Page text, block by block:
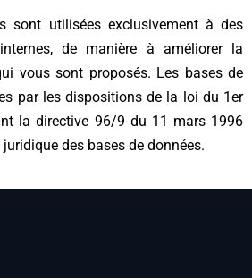
sont utilisées exclusivement à des
de manière à améliorer la
vous sont proposés. Les bases de
par les dispositions de la loi du 1er
la directive 96/9 du 11 mars 1996
des bases de données.